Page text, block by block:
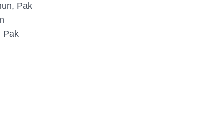
Pak
Pak